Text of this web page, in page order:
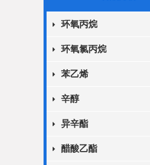
环氧丙烷
环氧氯丙烷
苯乙烯
辛醇
异辛酯
醋酸乙酯